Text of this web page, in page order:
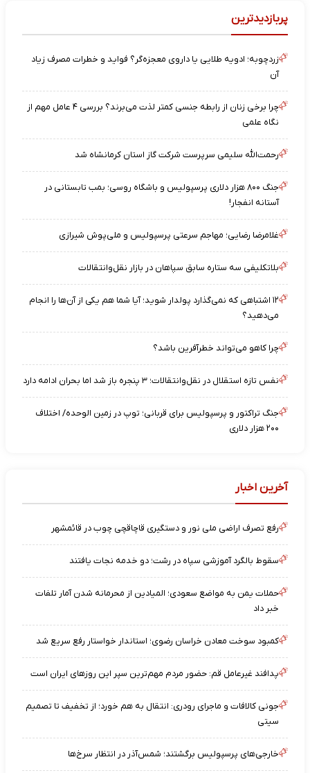
پربازدیدترین
زردچوبه؛ ادویه طلایی یا داروی معجزه‌گر؟ فواید و خطرات مصرف زیاد
آن
چرا برخی زنان از رابطه جنسی کمتر لذت می‌برند؟ بررسی ۴ عامل مهم از
نگاه علمی
رحمت‌الله سلیمی سرپرست شرکت گاز استان کرمانشاه شد
جنگ ۸۰۰ هزار دلاری پرسپولیس و باشگاه روسی؛ بمب تابستانی در
آستانه انفجار!
غلامرضا رضایی؛ مهاجم سرعتی پرسپولیس و ملی‌پوش شیرازی
بلاتکلیفی سه ستاره سابق سپاهان در بازار نقل‌وانتقالات
۱۲ اشتباهی که نمی‌گذارد پولدار شوید؛ آیا شما هم یکی از آن‌ها را انجام
می‌دهید؟
چرا کاهو می‌تواند خطرآفرین باشد؟
نفس تازه استقلال در نقل‌وانتقالات؛ ۳ پنجره باز شد اما بحران ادامه دارد
جنگ تراکتور و پرسپولیس برای قربانی؛ توپ در زمین الوحده/ اختلاف
۲۰۰ هزار دلاری
آخرین اخبار
رفع تصرف اراضی ملی نور و دستگیری قاچاقچی چوب در قائمشهر
سقوط بالگرد آموزشی سپاه در رشت؛ دو خدمه نجات یافتند
حملات یمن به مواضع سعودی؛ المیادین از محرمانه شدن آمار تلفات
خبر داد
کمبود سوخت معادن خراسان رضوی؛ استاندار خواستار رفع سریع شد
پدافند غیرعامل قم: حضور مردم مهم‌ترین سپر این روزهای ایران است
جونی کالافات و ماجرای رودری: انتقال به هم خورد؛ از تخفیف تا تصمیم
سیتی
خارجی‌های پرسپولیس برگشتند؛ شمس‌آذر در انتظار سرخ‌ها